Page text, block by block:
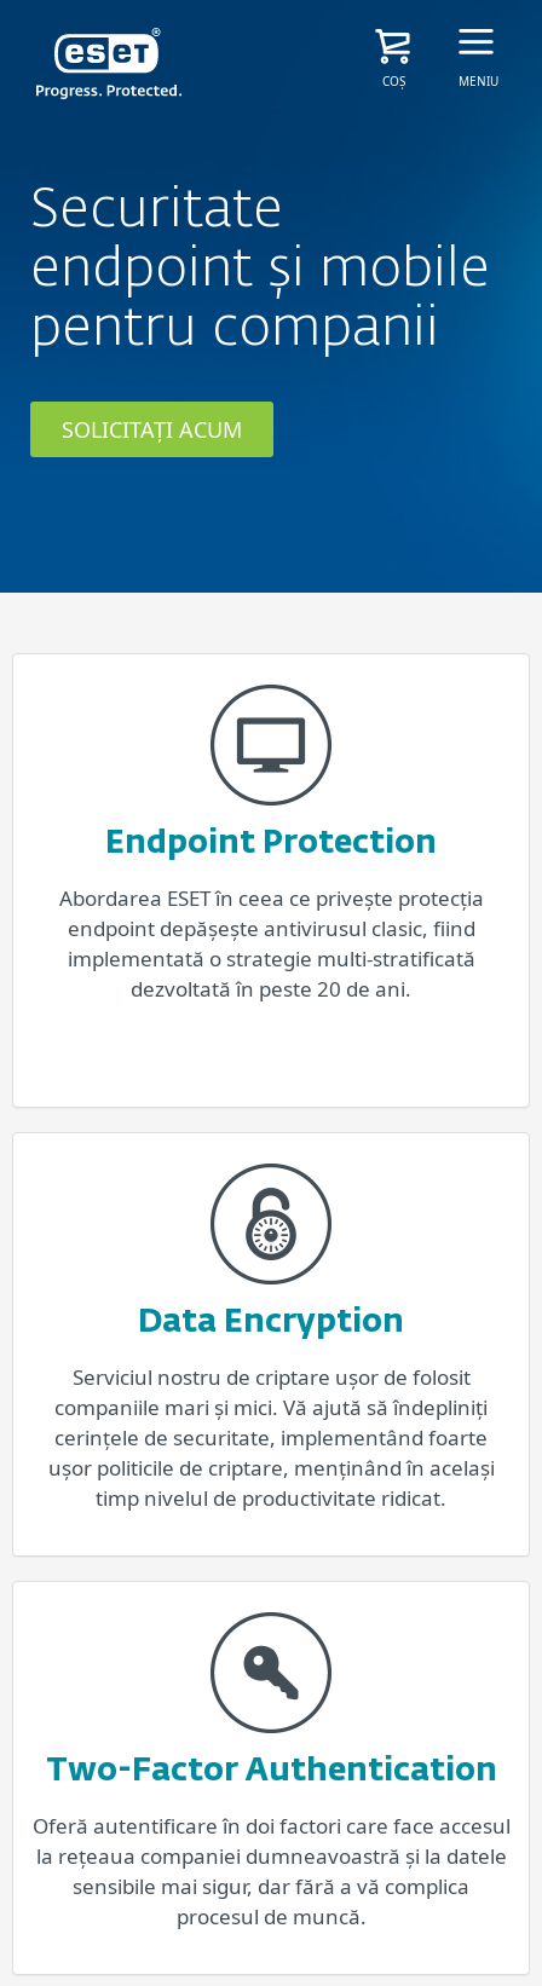
COȘ MENIU
Securitate
endpoint și mobile
pentru companii
SOLICITAȚI ACUM
Endpoint Protection
Abordarea ESET în ceea ce privește protecția
endpoint depășește antivirusul clasic, fiind
implementată o strategie multi-stratificată
dezvoltată în peste 20 de ani.
Data Encryption
Serviciul nostru de criptare ușor de folosit
companiile mari și mici. Vă ajută să îndepliniți
cerințele de securitate, implementând foarte
ușor politicile de criptare, menținând în același
timp nivelul de productivitate ridicat.
Two-Factor Authentication
Oferă autentificare în doi factori care face accesul
la rețeaua companiei dumneavoastră și la datele
sensibile mai sigur, dar fără a vă complica
procesul de muncă.